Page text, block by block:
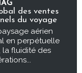
des ventes
du voyage
aérien
en perpétuelle
la fluidité des